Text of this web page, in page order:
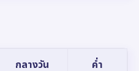
กลางวัน ค่ำ